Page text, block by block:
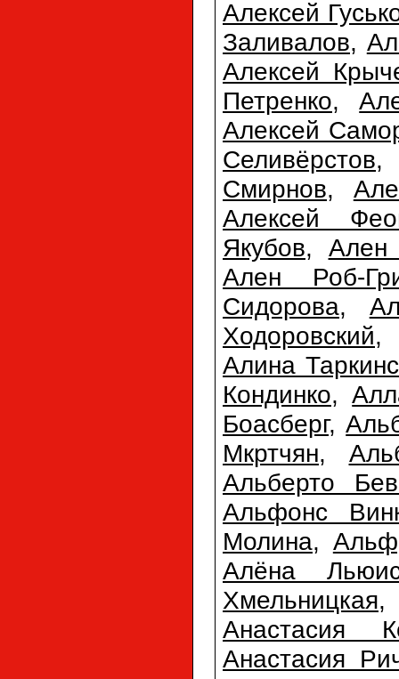
Алексей
Заливалов,
Алексей
Петренко,
Алексей
Селивёрстов
Смирнов,
Алексей
Якубов, Ален
Ален Роб-
Сидорова,
Ходоровский
Алина
Кондинко,
Боасберг,
Мкртчян,
Альберто
Альфонс
Молина,
Алёна
Хмельницкая
Анастасия
Анастасия